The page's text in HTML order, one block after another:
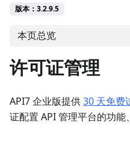
版本：3.2.9.5
本页总览
许可证管理
API7 企业版提供30 天免费
证配置 API 管理平台的功能